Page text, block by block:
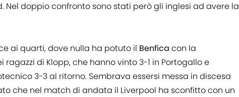
Nel doppio confronto sono stati però gli inglesi ad avere la
ai quarti, dove nulla ha potuto il Benfica con la
di Klopp, che hanno vinto 3-1 in Portogallo e
3-3 al ritorno. Sembrava essersi messa in discesa
che nel match di andata il Liverpool ha sconfitto con un